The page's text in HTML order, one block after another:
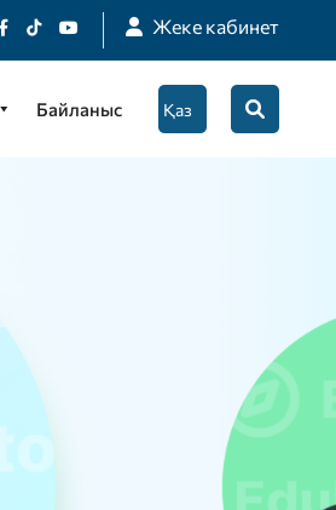
Жеке кабинет
Байланыс